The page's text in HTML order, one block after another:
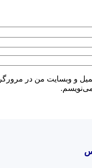
و وبسایت من در
می‌نویسم.